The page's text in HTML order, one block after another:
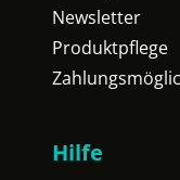
Newsletter
Produktpflege
Hilfe